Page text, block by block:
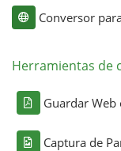
Conversor
Herramientas de
Guardar Web
Captura de